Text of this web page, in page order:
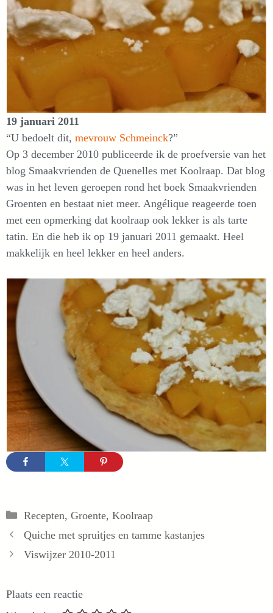
19 januari 2011
“U bedoelt dit, mevrouw Schmeinck?”
Op 3 december 2010 publiceerde ik de proefversie van het
blog Smaakvrienden de Quenelles met Koolraap. Dat blog
was in het leven geroepen rond het boek Smaakvrienden
Groenten en bestaat niet meer. Angélique reageerde toen
met een opmerking dat koolraap ook lekker is als tarte
tatin. En die heb ik op 19 januari 2011 gemaakt. Heel
makkelijk en heel lekker en heel anders.
Categorieën
Recepten, Groente, Koolraap
Quiche met spruitjes en tamme kastanjes
Viswijzer 2010-2011
Plaats een reactie